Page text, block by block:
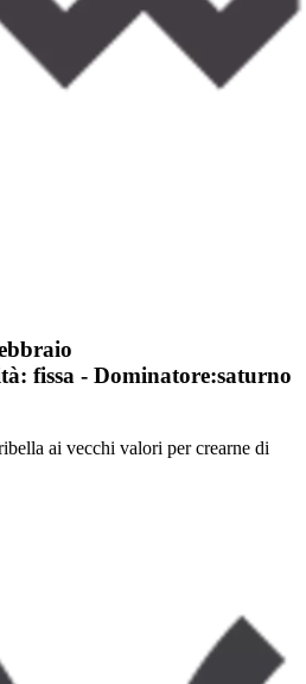
fissa - Dominatore:saturno
ai vecchi valori per crearne di